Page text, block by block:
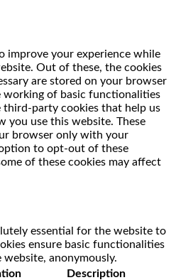
improve your experience while
Out of these, the cookies
are stored on your browser
working of basic functionalities
third-party cookies that help us
you use this website. These
browser only with your
to opt-out of these
of these cookies may affect
essential for the website to
ensure basic functionalities
anonymously.
Description